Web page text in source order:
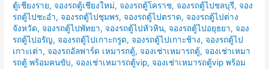
ตู้เชียงราย,จองรถตู้เชียงใหม่,จองรถตู้โคราช,จองรถตู้ไปชลบุรี,จอง
รถตู้ไปชะอำ,จองรถตู้ไปชุมพร,จองรถตู้ไปตราด,จองรถตู้ไปต่าง
จังหวัด,จองรถตู้ไปพัทยา,จองรถตู้ไปหัวหิน,จองรถตู้ไปอยุธยา,จอง
รถตู้ไปอรัญ,จองรถตู้ไปเกาะกรูด,จองรถตู้ไปเกาะช้าง,จองรถตู้ไป
เกาะเต่า,จองรถอัลพาร์ด เหมารถตู้,จองเช่าเหมารถตู้,จองเช่าเหมา
รถตู้ พร้อมคนขับ,จองเช่าเหมารถตู้vip,จองเช่าเหมารถตู้vip พร้อม